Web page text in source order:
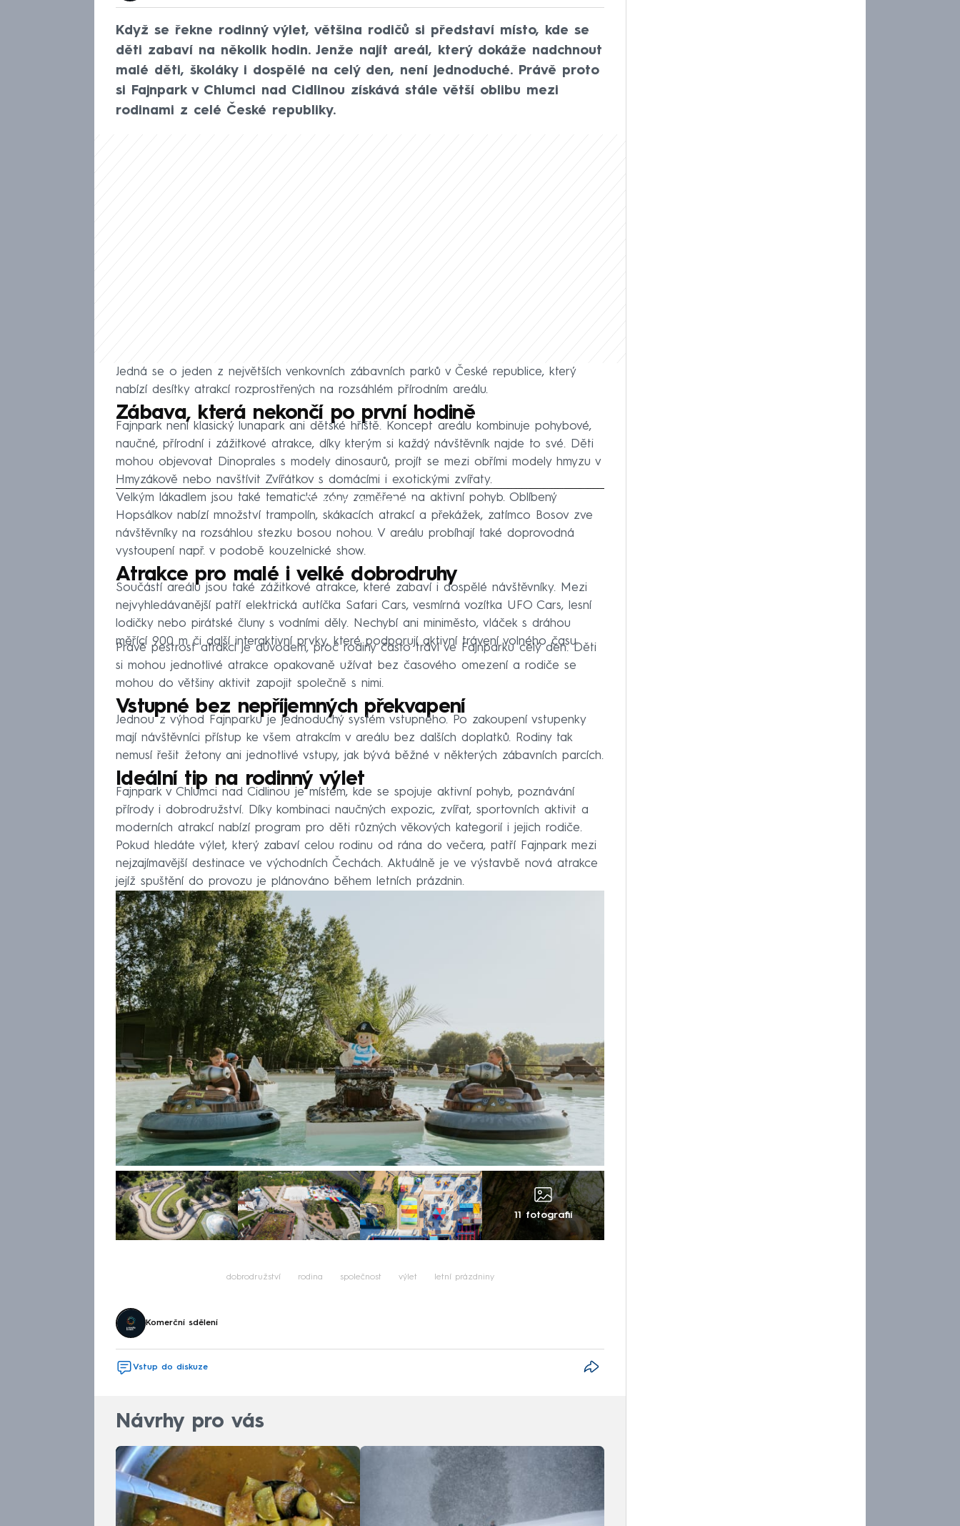
Když se řekne rodinný výlet, většina rodičů si představí místo, kde se
děti zabaví na několik hodin. Jenže najít areál, který dokáže nadchnout
malé děti, školáky i dospělé na celý den, není jednoduché. Právě proto
si Fajnpark v Chlumci nad Cidlinou získává stále větší oblibu mezi
rodinami z celé České republiky.
Jedná se o jeden z největších venkovních zábavních parků v České republice, který
nabízí desítky atrakcí rozprostřených na rozsáhlém přírodním areálu.
Zábava, která nekončí po první hodině
Fajnpark není klasický lunapark ani dětské hřiště. Koncept areálu kombinuje pohybové,
naučné, přírodní i zážitkové atrakce, díky kterým si každý návštěvník najde to své. Děti
mohou objevovat Dinoprales s modely dinosaurů, projít se mezi obřími modely hmyzu v
Hmyzákově nebo navštívit Zvířátkov s domácími i exotickými zvířaty.
Failed to fetch
Velkým lákadlem jsou také tematické zóny zaměřené na aktivní pohyb. Oblíbený
Hopsálkov nabízí množství trampolín, skákacích atrakcí a překážek, zatímco Bosov zve
návštěvníky na rozsáhlou stezku bosou nohou. V areálu probíhají také doprovodná
vystoupení např. v podobě kouzelnické show.
Atrakce pro malé i velké dobrodruhy
Součástí areálu jsou také zážitkové atrakce, které zabaví i dospělé návštěvníky. Mezi
nejvyhledávanější patří elektrická autíčka Safari Cars, vesmírná vozítka UFO Cars, lesní
lodičky nebo pirátské čluny s vodními děly. Nechybí ani miniměsto, vláček s dráhou
měřící 900 m či další interaktivní prvky, které podporují aktivní trávení volného času.
Právě pestrost atrakcí je důvodem, proč rodiny často tráví ve Fajnparku celý den. Děti
si mohou jednotlivé atrakce opakovaně užívat bez časového omezení a rodiče se
mohou do většiny aktivit zapojit společně s nimi.
Vstupné bez nepříjemných překvapení
Jednou z výhod Fajnparku je jednoduchý systém vstupného. Po zakoupení vstupenky
mají návštěvníci přístup ke všem atrakcím v areálu bez dalších doplatků. Rodiny tak
nemusí řešit žetony ani jednotlivé vstupy, jak bývá běžné v některých zábavních parcích.
Ideální tip na rodinný výlet
Fajnpark v Chlumci nad Cidlinou je místem, kde se spojuje aktivní pohyb, poznávání
přírody i dobrodružství. Díky kombinaci naučných expozic, zvířat, sportovních aktivit a
moderních atrakcí nabízí program pro děti různých věkových kategorií i jejich rodiče.
Pokud hledáte výlet, který zabaví celou rodinu od rána do večera, patří Fajnpark mezi
nejzajímavější destinace ve východních Čechách. Aktuálně je ve výstavbě nová atrakce
jejíž spuštění do provozu je plánováno během letních prázdnin.
11 fotografií
dobrodružství rodina společnost výlet letní prázdniny
Komerční sdělení
Vstup do diskuze
Návrhy pro vás